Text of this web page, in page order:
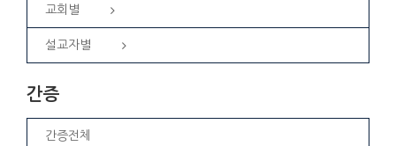
교회별
설교자별
간증
간증전체